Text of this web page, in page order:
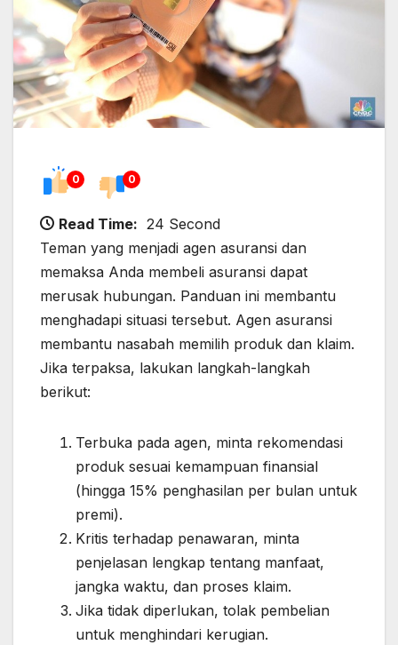
0 0
Read Time: 24 Second
Teman yang menjadi agen asuransi dan
memaksa Anda membeli asuransi dapat
merusak hubungan. Panduan ini membantu
menghadapi situasi tersebut. Agen asuransi
membantu nasabah memilih produk dan klaim.
Jika terpaksa, lakukan langkah-langkah
berikut:
Terbuka pada agen, minta rekomendasi
produk sesuai kemampuan finansial
(hingga 15% penghasilan per bulan untuk
premi).
Kritis terhadap penawaran, minta
penjelasan lengkap tentang manfaat,
jangka waktu, dan proses klaim.
Jika tidak diperlukan, tolak pembelian
untuk menghindari kerugian.